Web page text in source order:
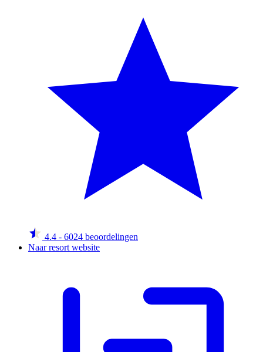
4.4 - 6024 beoordelingen
Naar resort website